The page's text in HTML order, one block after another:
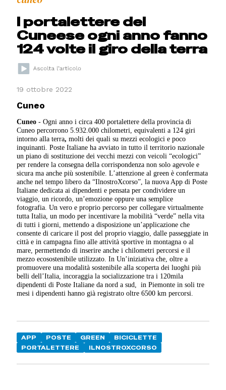
I portalettere del
Cuneese ogni anno fanno
124 volte il giro della terra
19 ottobre 2022
Cuneo
Cuneo - Ogni anno i circa 400 portalettere della provincia di
Cuneo percorrono 5.932.000 chilometri, equivalenti a 124 giri
intorno alla terra, molti dei quali su mezzi ecologici e poco
inquinanti. Poste Italiane ha avviato in tutto il territorio nazionale
un piano di sostituzione dei vecchi mezzi con veicoli “ecologici”
per rendere la consegna della corrispondenza non solo agevole e
sicura ma anche più sostenibile. L’attenzione al green è confermata
anche nel tempo libero da “IlnostroXcorso”, la nuova App di Poste
Italiane dedicata ai dipendenti e pensata per condividere un
viaggio, un ricordo, un’emozione oppure una semplice
fotografia. Un vero e proprio percorso per collegare virtualmente
tutta Italia, un modo per incentivare la mobilità “verde” nella vita
di tutti i giorni, mettendo a disposizione un’applicazione che
consente di caricare il post del proprio viaggio, dalle passeggiate in
città e in campagna fino alle attività sportive in montagna o al
mare, permettendo di inserire anche i chilometri percorsi e il
mezzo ecosostenibile utilizzato. In Un’iniziativa che, oltre a
promuovere una modalità sostenibile alla scoperta dei luoghi più
belli dell’Italia, incoraggia la socializzazione tra i 120mila
dipendenti di Poste Italiane da nord a sud, in Piemonte in soli tre
mesi i dipendenti hanno già registrato oltre 6500 km percorsi.
APP POSTE GREEN
BICICLETTE
PORTALETTERE
ILNOSTROXCORSO